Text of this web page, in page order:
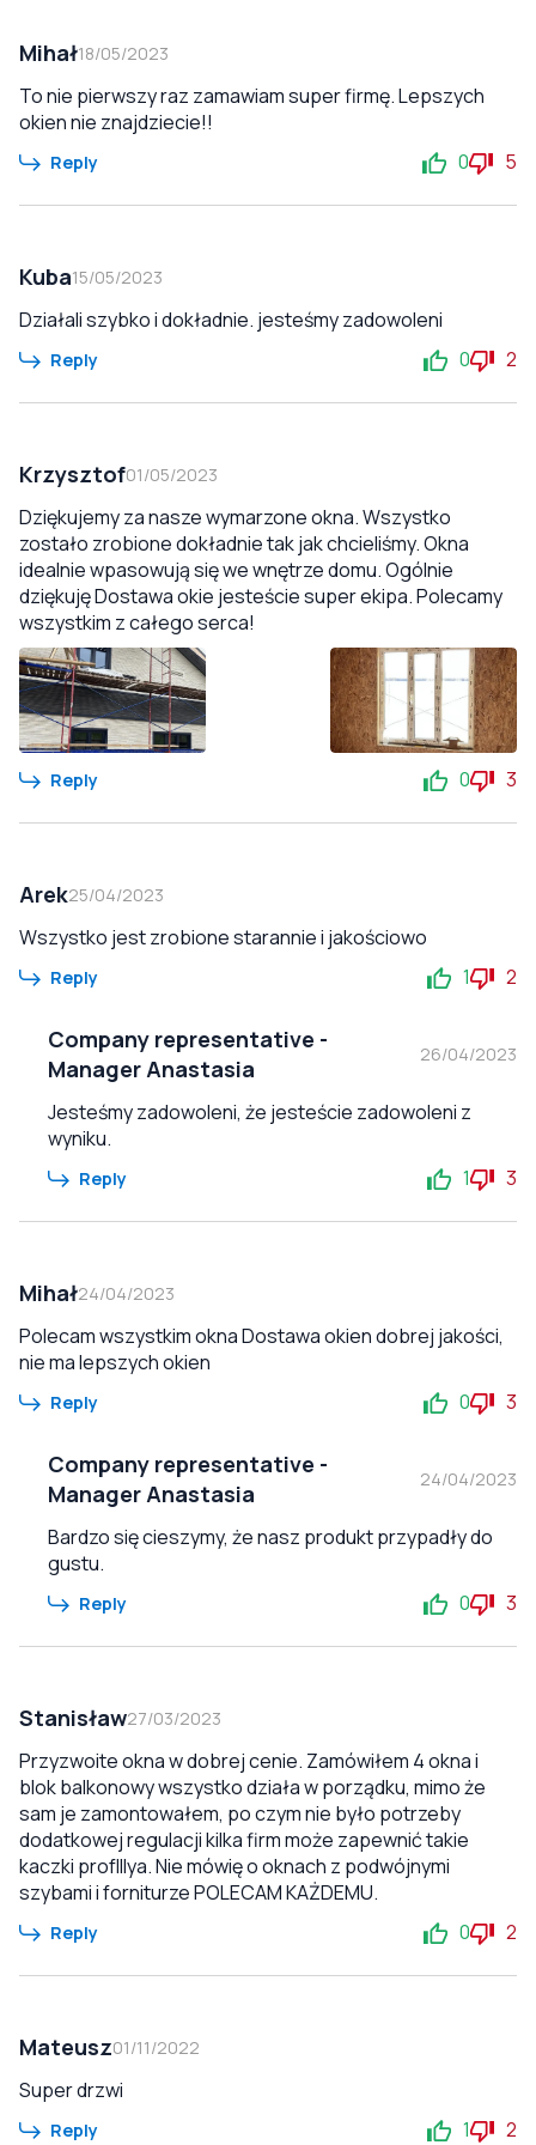
Mihał18/05/2023
To nie pierwszy raz zamawiam super firmę. Lepszych
okien nie znajdziecie!!
Reply 0 5
Kuba15/05/2023
Działali szybko i dokładnie. jesteśmy zadowoleni
Reply 0 2
Krzysztof01/05/2023
Dziękujemy za nasze wymarzone okna. Wszystko
zostało zrobione dokładnie tak jak chcieliśmy. Okna
idealnie wpasowują się we wnętrze domu. Ogólnie
dziękuję Dostawa okie jesteście super ekipa. Polecamy
wszystkim z całego serca!
Reply 0 3
Arek25/04/2023
Wszystko jest zrobione starannie i jakościowo
Reply 1 2
Company representative -
Manager Anastasia
26/04/2023
Jesteśmy zadowoleni, że jesteście zadowoleni z
wyniku.
Reply 1 3
Mihał24/04/2023
Polecam wszystkim okna Dostawa okien dobrej jakości,
nie ma lepszych okien
Reply 0 3
Company representative -
Manager Anastasia
24/04/2023
Bardzo się cieszymy, że nasz produkt przypadły do
gustu.
Reply 0 3
Stanisław27/03/2023
Przyzwoite okna w dobrej cenie. Zamówiłem 4 okna i
blok balkonowy wszystko działa w porządku, mimo że
sam je zamontowałem, po czym nie było potrzeby
dodatkowej regulacji kilka firm może zapewnić takie
kaczki profIllya. Nie mówię o oknach z podwójnymi
szybami i forniturze POLECAM KAŻDEMU.
Reply 0 2
Mateusz01/11/2022
Super drzwi
Reply 1 2